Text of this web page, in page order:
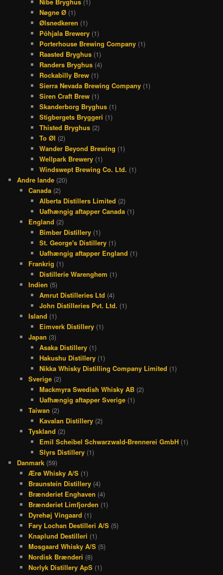
Nøgne Ø (1)
Ølsnedkeren (1)
Põhjala Brewery (1)
Porterhouse Brewing Company (1)
Raasted Bryghus (1)
Randers Bryghus (4)
Rockabilly Brew (1)
Sierra Nevada Brewing Company (1)
Siren Craft Brew (1)
Skanderborg Bryghus (1)
Stigbergets Bryggeri (1)
Thisted Bryghus (2)
To Øl (2)
Wander Beyond Brewing (1)
Wellpark Brewery (1)
Windswept Brewing Co. Ltd. (1)
Andre lande (20)
Canada(2)
Alberta Distillers Limited (2)
Uafhængig aftapper Canada (1)
England (2)
Bimber Distillery (1)
St. George's Distillery (1)
Uafhængig aftapper England (1)
Frankrig (1)
Distillerie Warenghem (1)
Indien (5)
Amrut Distilleries Ltd (4)
John Distilleries Pvt. Ltd. (1)
Island (1)
Eimverk Distillery (1)
Japan (3)
Asaka Distillery (1)
Hakushu Distillery (1)
Nikka Whisky Distilling Company Limited (1)
Sverige(2)
Mackmyra Swedish Whisky AB (2)
Uafhængig aftapper Sverige (1)
Taiwan (2)
Kavalan Distillery (2)
Tyskland (2)
Emil Scheibel Schwarzwald-Brennerei GmbH (1)
Slyrs Distillery (1)
Danmark (59)
Ærø Whisky A/S(1)
Braunstein Distillery(4)
Brænderiet Enghaven (4)
Brænderiet Limfjorden (1)
Dyrehøj Vingaard (1)
Fary Lochan Destilleri A/S(5)
Knaplund Destilleri (1)
Mosgaard Whisky A/S(5)
Nordisk Brænderi (8)
Norlyk Distillery ApS(1)